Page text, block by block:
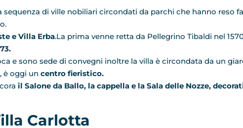
sequenza di ville nobiliari circondati da parchi che hanno reso
e Villa Erba.La prima venne retta da Pellegrino Tibaldi nel
e sono sede di convegni inoltre la villa è circondata da un
è oggi un centro fieristico.
il Salone da Ballo, la cappella e la Sala delle Nozze,
Carlotta